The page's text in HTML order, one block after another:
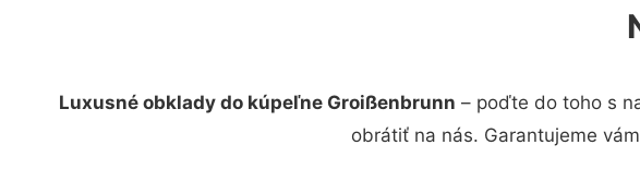
Luxusné obklady do kúpeľne Groißenbrunn – poďte do toho s
obrátiť na nás. Garantujeme